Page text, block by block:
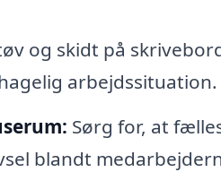
og skidt på
arbejdssituation.
Sørg for, at
blandt